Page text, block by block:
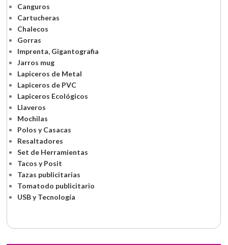
Canguros
Cartucheras
Chalecos
Gorras
Imprenta, Gigantografia
Jarros mug
Lapiceros de Metal
Lapiceros de PVC
Lapiceros Ecológicos
Llaveros
Mochilas
Polos y Casacas
Resaltadores
Set de Herramientas
Tacos y Posit
Tazas publicitarias
Tomatodo publicitario
USB y Tecnología